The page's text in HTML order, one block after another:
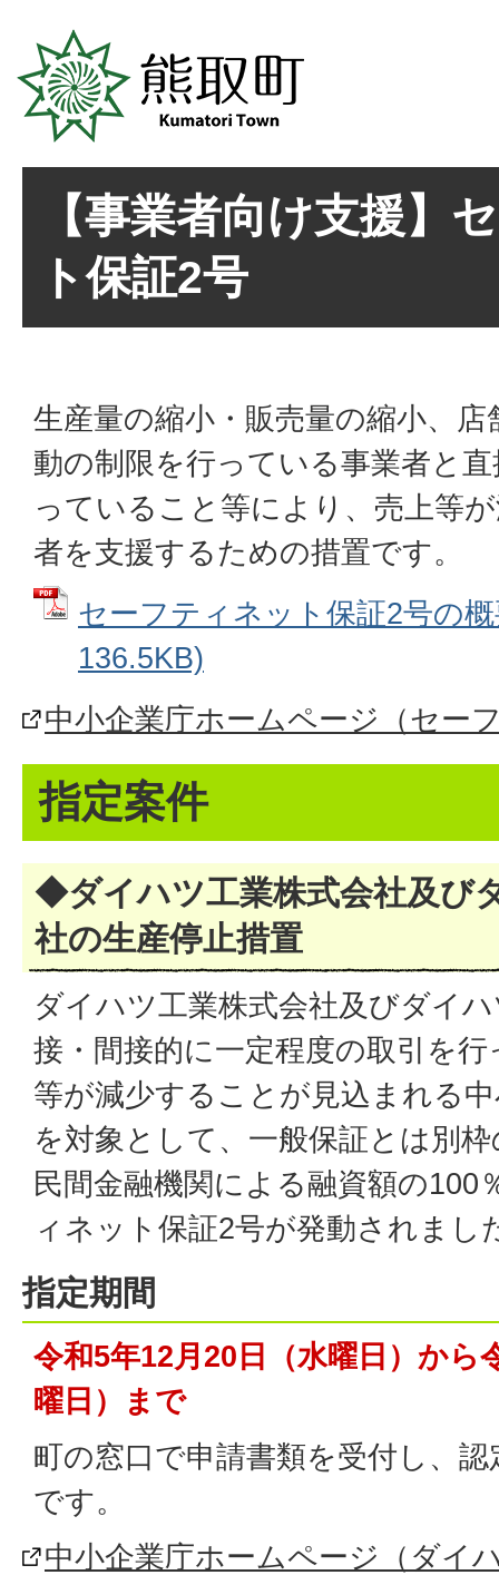
【事業者向け支援】
ト保証2号
生産量の縮小・販売量の縮小、
動の制限を行っている事業者と
っていること等により、売上等
者を支援するための措置です。
セーフティネット保証2号の
136.5KB)
中小企業庁ホームページ（セー
指定案件
◆ダイハツ工業株式会社及び
社の生産停止措置
ダイハツ工業株式会社及びダイ
接・間接的に一定程度の取引を
等が減少することが見込まれる
を対象として、一般保証とは別
民間金融機関による融資額の100
ィネット保証2号が発動されまし
指定期間
令和5年12月20日（水曜日）から
曜日）まで
町の窓口で申請書類を受付し、
です。
中小企業庁ホームページ（ダイ